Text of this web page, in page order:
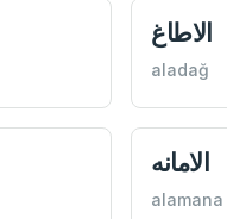
الاطاغ
aladağ
الامانه
alamana